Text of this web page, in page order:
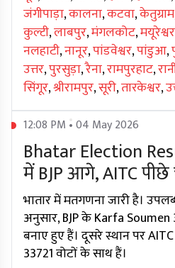
जंगीपाड़ा,कालना,कटवा,केतुग्राम
कुल्टी,लाबपुर,मंगलकोट,मयूरेश्वर
नलहाटी,नानूर,पांडवेश्वर,पांडुआ,
उत्तर,पुरसुड़ा,रैना,रामपुरहाट,
सिंगूर,श्रीरामपुर,सूरी,तारकेश्वर,
12:08 PM • 04 May 2026
Bhatar Election
में BJP आगे, AITC पीछे
भातार में मतगणना जारी है।
अनुसार, BJP के Karfa
बनाए हुए हैं। दूसरे स्थान पर
33721 वोटों के साथ हैं।